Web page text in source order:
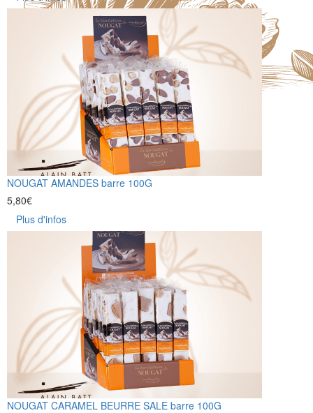
NOUGAT AMANDES barre 100G
5,80€
Plus d'infos
NOUGAT CARAMEL BEURRE SALE barre 100G